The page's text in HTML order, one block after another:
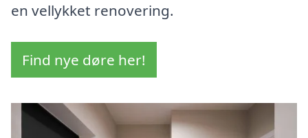
en vellykket renovering.
Find nye døre her!